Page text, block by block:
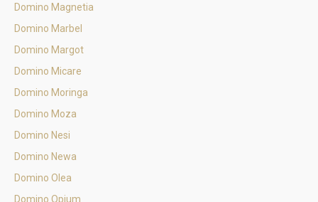
Domino Magnetia
Domino Marbel
Domino Margot
Domino Micare
Domino Moringa
Domino Moza
Domino Nesi
Domino Newa
Domino Olea
Domino Opium